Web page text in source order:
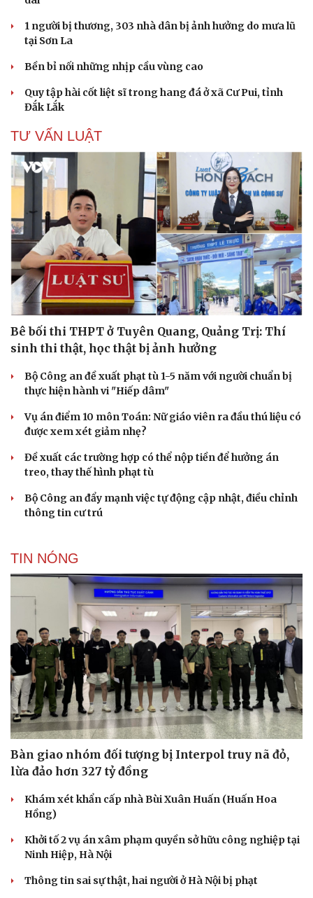
Du lịch
Tư vấn
Săn Tour
Câu chuyện thời sự
1 người bị thương, 303 nhà dân bị ảnh hưởng do mưa lũ
tại Sơn La
Bền bỉ nối những nhịp cầu vùng cao
Quy tập hài cốt liệt sĩ trong hang đá ở xã Cư Pui, tỉnh
Đắk Lắk
TƯ VẤN LUẬT
Bê bối thi THPT ở Tuyên Quang, Quảng Trị: Thí
sinh thi thật, học thật bị ảnh hưởng
Bộ Công an đề xuất phạt tù 1-5 năm với người chuẩn bị
thực hiện hành vi "Hiếp dâm"
Vụ án điểm 10 môn Toán: Nữ giáo viên ra đầu thú liệu có
được xem xét giảm nhẹ?
Đề xuất các trường hợp có thể nộp tiền để hưởng án
treo, thay thế hình phạt tù
Bộ Công an đẩy mạnh việc tự động cập nhật, điều chỉnh
thông tin cư trú
TIN NÓNG
Bàn giao nhóm đối tượng bị Interpol truy nã đỏ,
lừa đảo hơn 327 tỷ đồng
Khám xét khẩn cấp nhà Bùi Xuân Huấn (Huấn Hoa
Hồng)
Khởi tố 2 vụ án xâm phạm quyền sở hữu công nghiệp tại
Ninh Hiệp, Hà Nội
Thông tin sai sự thật, hai người ở Hà Nội bị phạt